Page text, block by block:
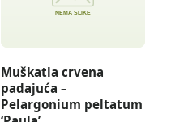
Muškatla crvena
padajuća –
Pelargonium peltatum
varijanti.
mogu
biti